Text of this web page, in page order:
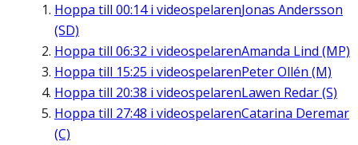
Hoppa till 00:14i videospelarenJonas Andersson
(SD)
Hoppa till 06:32 i videospelarenAmanda Lind (MP)
Hoppa till 15:25 i videospelarenPeter Ollén (M)
Hoppa till 20:38 i videospelarenLawen Redar (S)
Hoppa till 27:48 i videospelarenCatarina Deremar
(C)